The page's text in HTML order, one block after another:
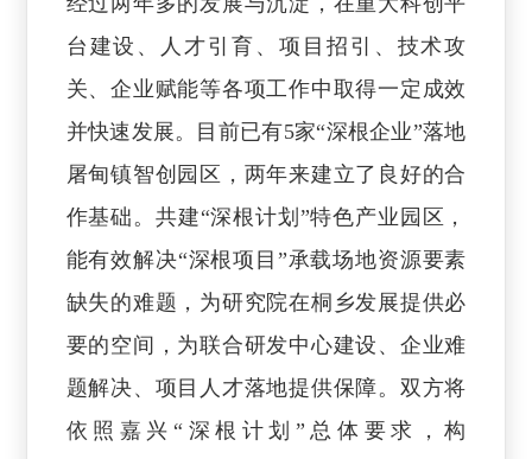
台建设、人才引育、项目招引、技术攻
关、企业赋能等各项工作中取得一定成效
并快速发展。目前已有5家“深根企业”落地
屠甸镇智创园区，两年来建立了良好的合
作基础。共建“深根计划”特色产业园区，
能有效解决“深根项目”承载场地资源要素
缺失的难题，为研究院在桐乡发展提供必
要的空间，为联合研发中心建设、企业难
题解决、项目人才落地提供保障。双方将
依照嘉兴“深根计划”总体要求，构